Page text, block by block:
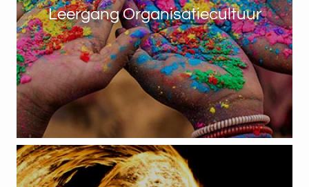
Leergang Organisatiecultuur